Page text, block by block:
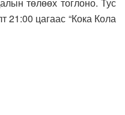
21:00 цагаас “Кока Кола